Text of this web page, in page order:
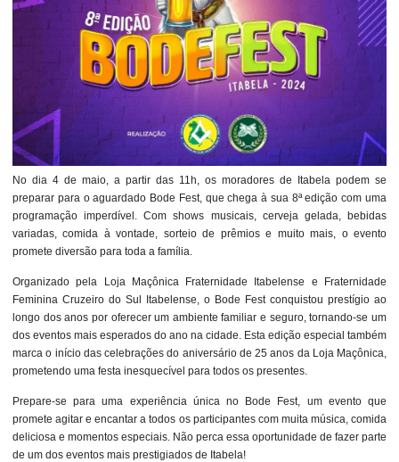
No dia 4 de maio, a partir das 11h, os moradores de Itabela podem se
preparar para o aguardado Bode Fest, que chega à sua 8ª edição com uma
programação imperdível. Com shows musicais, cerveja gelada, bebidas
variadas, comida à vontade, sorteio de prêmios e muito mais, o evento
promete diversão para toda a família.
Organizado pela Loja Maçônica Fraternidade Itabelense e Fraternidade
Feminina Cruzeiro do Sul Itabelense, o Bode Fest conquistou prestígio ao
longo dos anos por oferecer um ambiente familiar e seguro, tornando-se um
dos eventos mais esperados do ano na cidade. Esta edição especial também
marca o início das celebrações do aniversário de 25 anos da Loja Maçônica,
prometendo uma festa inesquecível para todos os presentes.
Prepare-se para uma experiência única no Bode Fest, um evento que
promete agitar e encantar a todos os participantes com muita música, comida
deliciosa e momentos especiais. Não perca essa oportunidade de fazer parte
de um dos eventos mais prestigiados de Itabela!